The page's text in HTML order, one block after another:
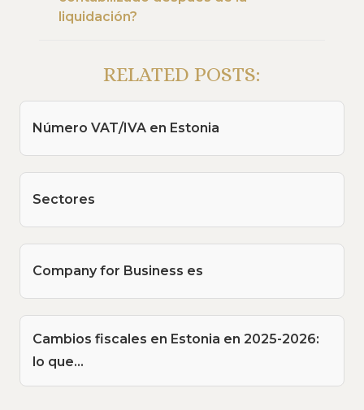
liquidación?
RELATED POSTS:
Número VAT/IVA en Estonia
Sectores
Company for Business es
Cambios fiscales en Estonia en 2025-2026:
lo que…